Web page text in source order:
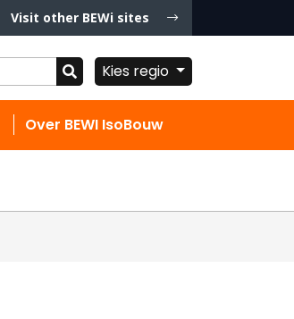
Visit other BEWi sites
Kies regio
Over BEWI IsoBouw